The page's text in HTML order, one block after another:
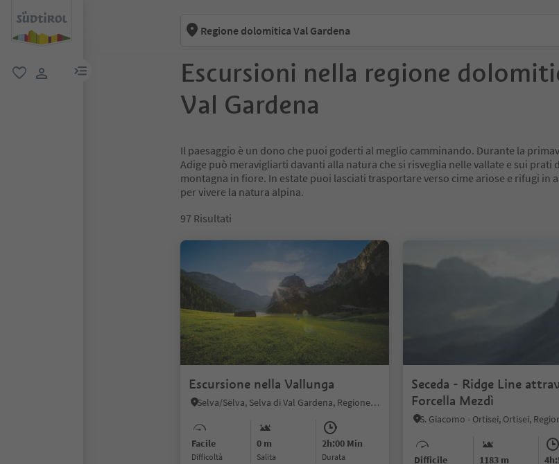
menu link
Regione dolomitica Val Gardena
Escursioni nella regione
Val Gardena
Il paesaggio è un dono che puoi goderti al meglio camminando. Durante la
Adige può meravigliarti davanti alla natura che si risveglia nelle vallate e sui prati
montagna in fiore. In estate puoi lasciati trasportare verso cime ariose e rifugi in
per vivere la natura alpina.
97 Risultati
Escursione nella Vallunga
Selva/Sëlva, Selva di Val Gardena, Regione dolomitica Val Gardena
Facile
Difficoltà
0 m
Salita
2h:00 Min
durata
Seceda - Ridge Line
Forcella Mezdì
Difficile 1183 m